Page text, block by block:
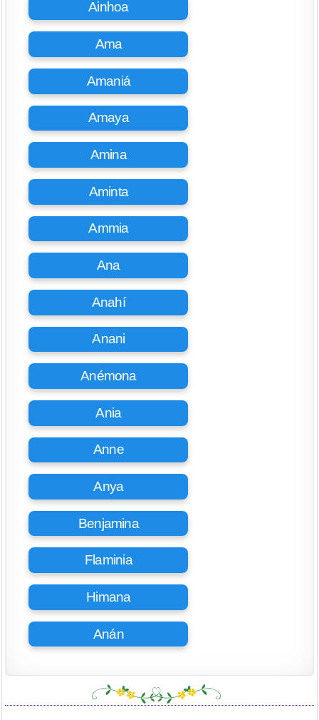
Ainhoa
Ama
Amaniá
Amaya
Amina
Aminta
Ammia
Ana
Anahí
Anani
Anémona
Ania
Anne
Anya
Benjamina
Flaminia
Himana
Anán